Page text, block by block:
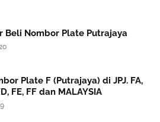
Beli Nombor Plate Putrajaya
Plate F (Putrajaya) di JPJ. FA,
FE, FF dan MALAYSIA